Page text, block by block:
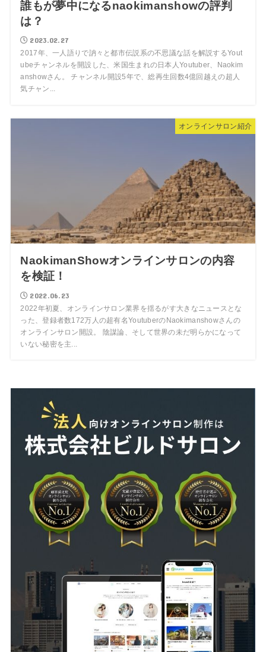
誰もが夢中になるnaokimanshowの評判
は？
2023.02.27
2017年、一人語りで訥々と都市伝説系の不思議な話を解説するYout
ubeチャンネルを開設した、米国生まれの日本人Youtuber、Naokim
anshowさん。 チャンネル開設5年で、総再生回数4億回越えの超人
気チャン...
オンラインサロン紹介
NaokimanShowオンラインサロンの内容
を検証！
2022.06.23
2022年初夏、オンラインサロン業界を揺るがす大きなニュースとな
った、登録者数172万人の超有名YoutuberのNaokimanshowさんの
オンラインサロン開設。 陰謀論、そして世界の未だ明らかになって
いない秘密を主...